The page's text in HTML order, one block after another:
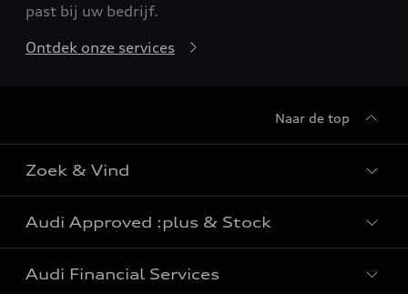
past bij uw bedrijf.
Ontdek onze services
Naar de top
Zoek & Vind
Alle modellen
Audi Approved :plus & Stock
Audi Financial Services